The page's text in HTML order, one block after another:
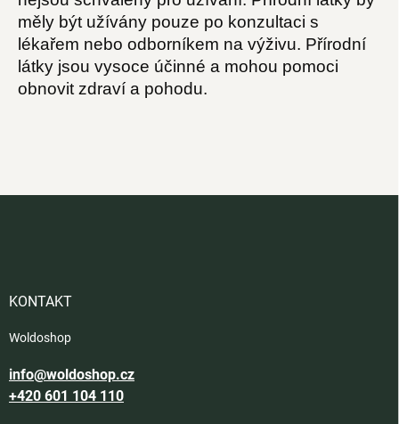
měly být užívány pouze po konzultaci s
lékařem nebo odborníkem na výživu. Přírodní
látky jsou vysoce účinné a mohou pomoci
obnovit zdraví a pohodu.
KONTAKT
Woldoshop
info@woldoshop.cz
+420 601 104 110